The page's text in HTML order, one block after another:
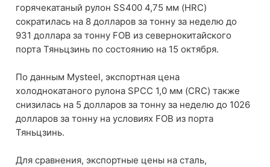
горячекатаный рулон SS400 4,75 мм (HRC)
сократилась на 8 долларов за тонну за неделю до
931 доллара за тонну FOB из севернокитайского
порта Тяньцзинь по состоянию на 15 октября.
По данным Mysteel, экспортная цена
холоднокатаного рулона SPCC 1,0 мм (CRC) также
снизилась на 5 долларов за тонну за неделю до 1026
долларов за тонну на условиях FOB из порта
Тяньцзинь.
Для сравнения, экспортные цены на сталь,